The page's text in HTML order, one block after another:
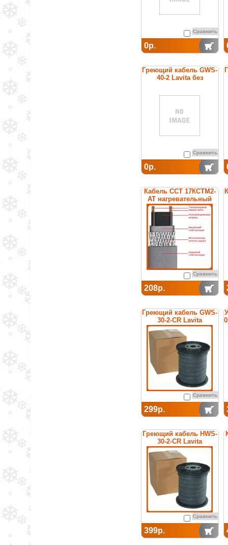
Сравнить
0р.
Греющий кабель GWS-
40-2 Lavita без
Сравнить
0р.
Кабель ССТ 17КСТМ2-
АТ нагревательный
саморегулирующийся
Сравнить
208р.
Греющий кабель GWS-
30-2-CR Lavita
Сравнить
299р.
Греющий кабель HWS-
30-2-CR Lavita
Сравнить
399р.